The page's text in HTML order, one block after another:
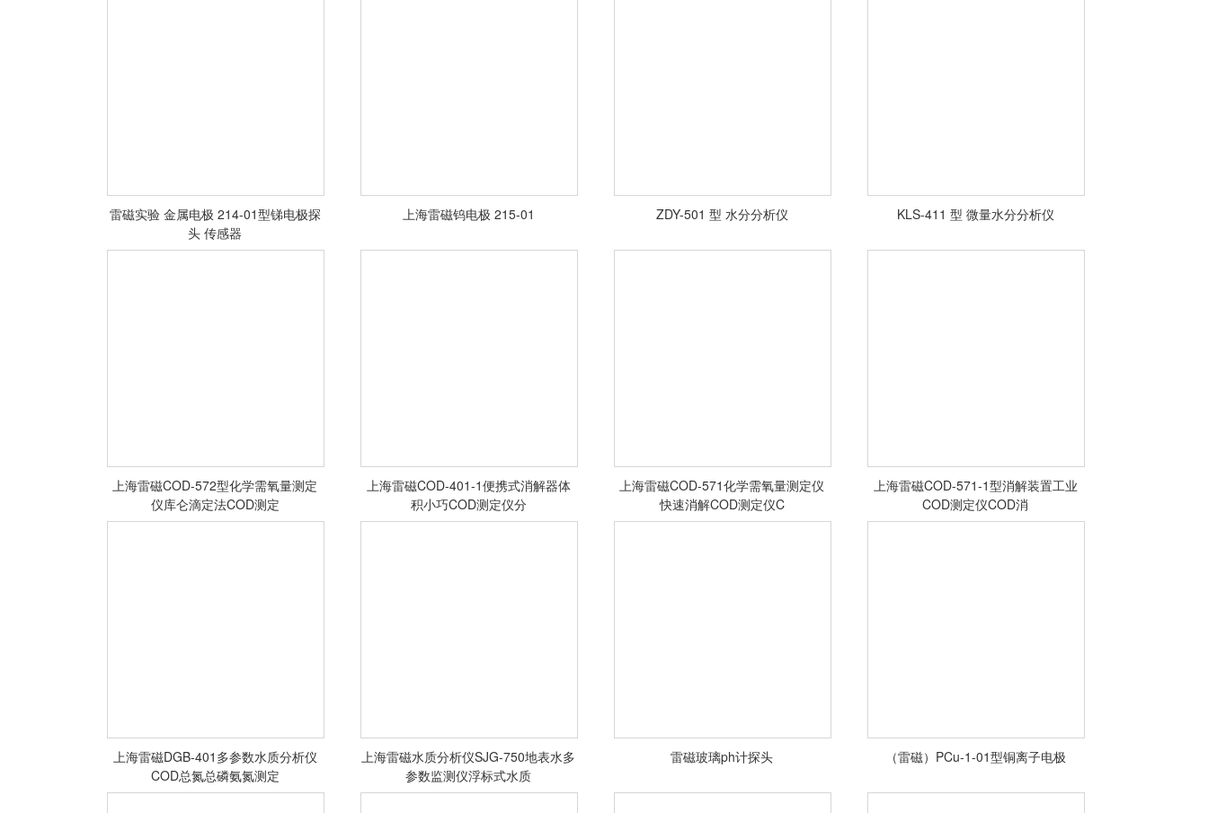
雷磁实验 金属电极 214-01型锑电极探
头 传感器
上海雷磁钨电极 215-01 ZDY-501 型 水分分析仪 KLS-411 型 微量水分分析仪
上海雷磁COD-572型化学需氧量测定
仪库仑滴定法COD测定
上海雷磁COD-401-1便携式消解器体
积小巧COD测定仪分
上海雷磁COD-571化学需氧量测定仪
快速消解COD测定仪C
上海雷磁COD-571-1型消解装置工业
COD测定仪COD消
上海雷磁DGB-401多参数水质分析仪
COD总氮总磷氨氮测定
上海雷磁水质分析仪SJG-750地表水多
参数监测仪浮标式水质
雷磁玻璃ph计探头 （雷磁）PCu-1-01型铜离子电极